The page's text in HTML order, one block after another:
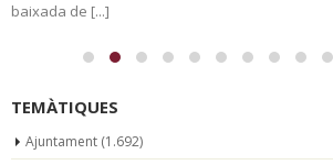
baixada de [...]
TEMÀTIQUES
Ajuntament (1.692)